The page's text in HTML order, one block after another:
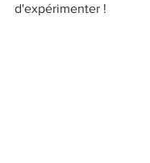
d'expérimenter !